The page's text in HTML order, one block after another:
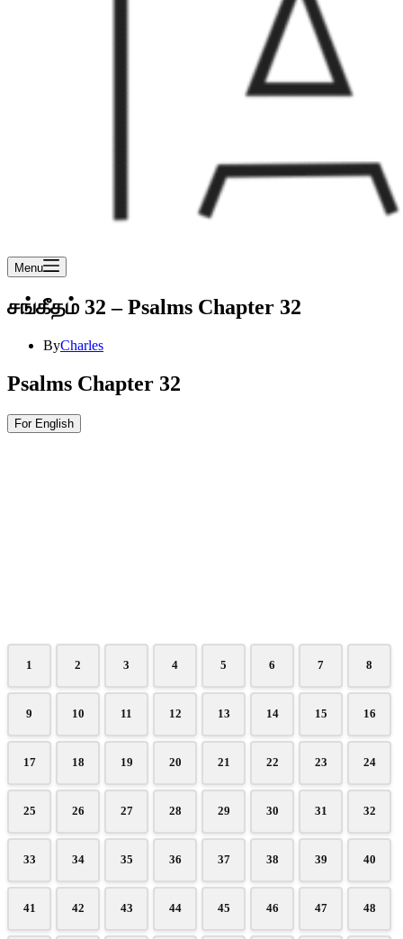
Menu
சங்கீதம் 32 – Psalms Chapter 32
ByCharles
Psalms Chapter 32
For English
1 2 3 4 5 6 7 8
9 10 11 12 13 14 15 16
17 18 19 20 21 22 23 24
25 26 27 28 29 30 31 32
33 34 35 36 37 38 39 40
41 42 43 44 45 46 47 48